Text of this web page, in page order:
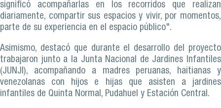
significó acompañarlas en los recorridos que realizan
diariamente, compartir sus espacios y vivir, por momentos,
parte de su experiencia en el espacio público".
Asimismo, destacó que durante el desarrollo del proyecto
trabajaron junto a la Junta Nacional de Jardines Infantiles
(JUNJI), acompañando a madres peruanas, haitianas y
venezolanas con hijos e hijas que asisten a jardines
infantiles de Quinta Normal, Pudahuel y Estación Central.